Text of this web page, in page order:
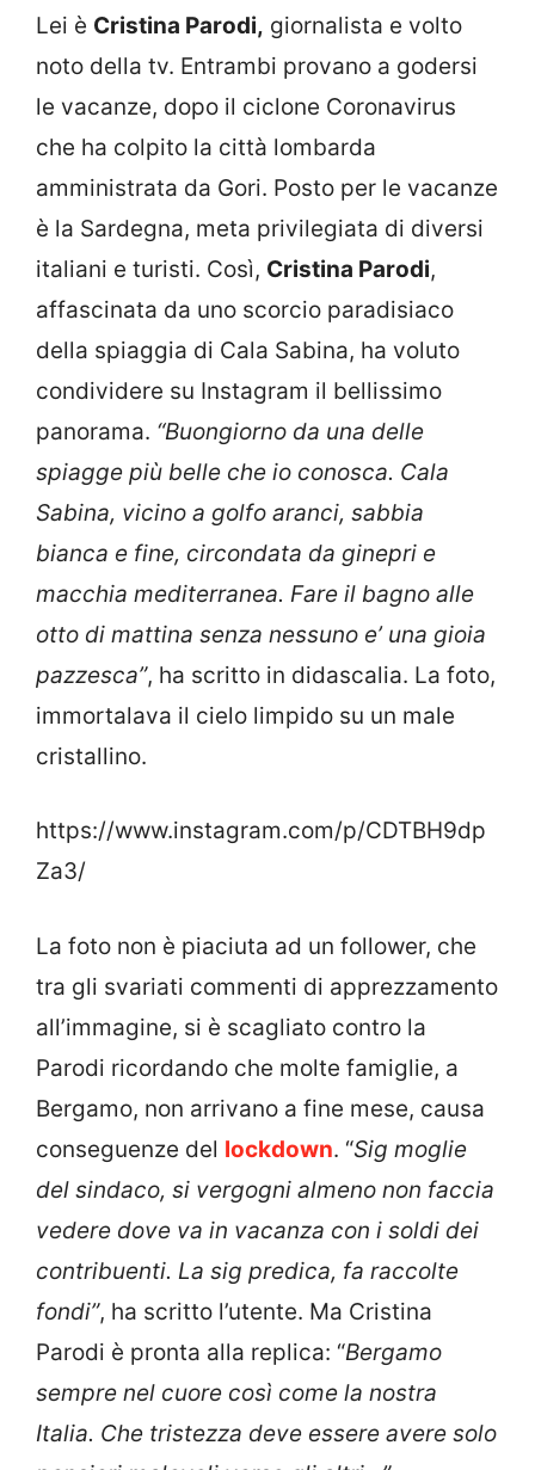
Lei è Cristina Parodi, giornalista e volto
noto della tv. Entrambi provano a godersi
le vacanze, dopo il ciclone Coronavirus
che ha colpito la città lombarda
amministrata da Gori. Posto per le vacanze
è la Sardegna, meta privilegiata di diversi
italiani e turisti. Così, Cristina Parodi,
affascinata da uno scorcio paradisiaco
della spiaggia di Cala Sabina, ha voluto
condividere su Instagram il bellissimo
panorama. “Buongiorno da una delle
spiagge più belle che io conosca. Cala
Sabina, vicino a golfo aranci, sabbia
bianca e fine, circondata da ginepri e
macchia mediterranea. Fare il bagno alle
otto di mattina senza nessuno e’ una gioia
pazzesca”, ha scritto in didascalia. La foto,
immortalava il cielo limpido su un male
cristallino.
https://www.instagram.com/p/CDTBH9dp
Za3/
La foto non è piaciuta ad un follower, che
tra gli svariati commenti di apprezzamento
all’immagine, si è scagliato contro la
Parodi ricordando che molte famiglie, a
Bergamo, non arrivano a fine mese, causa
conseguenze del lockdown. “Sig moglie
del sindaco, si vergogni almeno non faccia
vedere dove va in vacanza con i soldi dei
contribuenti. La sig predica, fa raccolte
fondi”, ha scritto l’utente. Ma Cristina
Parodi è pronta alla replica: “Bergamo
sempre nel cuore così come la nostra
Italia. Che tristezza deve essere avere solo